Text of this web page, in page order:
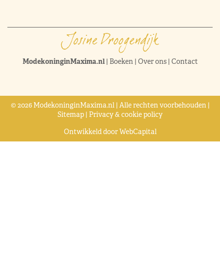
ModekoninginMaxima.nl| Boeken| Over ons| Contact
© 2026 ModekoninginMaxima.nl | Alle rechten voorbehouden |
Sitemap | Privacy & cookie policy
Ontwikkeld doorWebCapital